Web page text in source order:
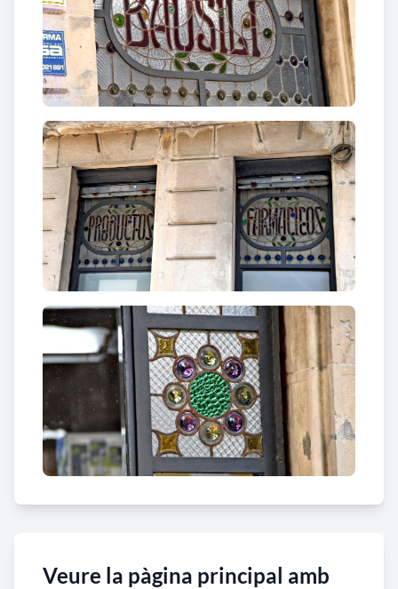
Veure la pàgina principal amb